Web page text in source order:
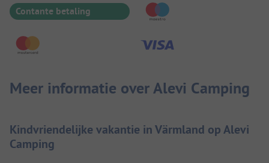
Contante betaling
Meer informatie over Alevi Camping
Kindvriendelijke vakantie in Värmland op Alevi
Camping